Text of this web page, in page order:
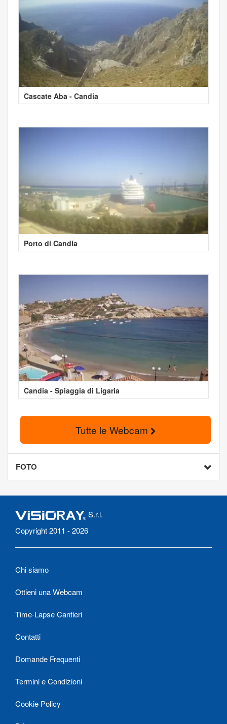
Cascate Aba - Candia
Porto di Candia
Candia - Spiaggia di Ligaria
Tutte le Webcam
FOTO
S.r.l.
Copyright 2011 - 2026
Chi siamo
Ottieni una Webcam
Time-Lapse Cantieri
Contatti
Domande Frequenti
Termini e Condizioni
Cookie Policy